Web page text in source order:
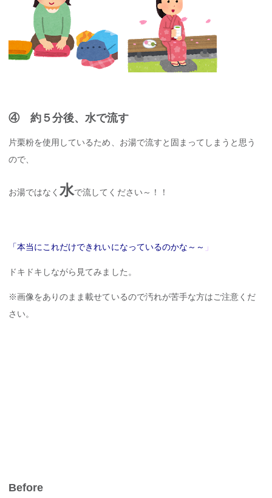
④ 約５分後、水で流す
片栗粉を使用しているため、お湯で流すと固まってしまうと思う
ので、
お湯ではなく水で流してください～！！
「本当にこれだけできれいになっているのかな～～ 」
ドキドキしながら見てみました。
※画像をありのまま載せているので汚れが苦手な方はご注意くだ
さい。
Before